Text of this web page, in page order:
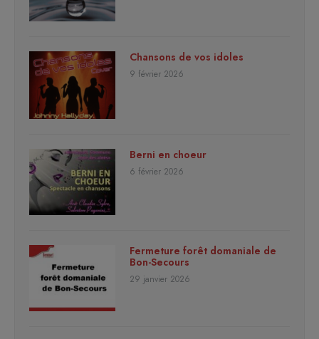
Chansons de vos idoles
9 février 2026
Berni en choeur
6 février 2026
Fermeture forêt domaniale de
Bon-Secours
29 janvier 2026